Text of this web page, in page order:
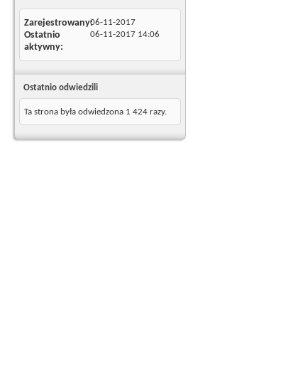
Zarejestrowany06-11-2017
Ostatnio
aktywny
06-11-2017 14:06
Ostatnio odwiedzili
Ta strona była odwiedzona 1 424 razy.